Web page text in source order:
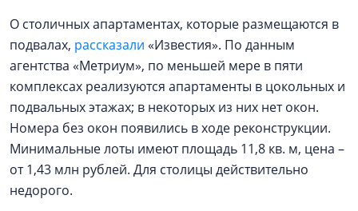
О столичных апартаментах, которые размещаются в
подвалах, рассказали «Известия». По данным
агентства «Метриум», по меньшей мере в пяти
комплексах реализуются апартаменты в цокольных и
подвальных этажах; в некоторых из них нет окон.
Номера без окон появились в ходе реконструкции.
Минимальные лоты имеют площадь 11,8 кв. м, цена –
от 1,43 млн рублей. Для столицы действительно
недорого.